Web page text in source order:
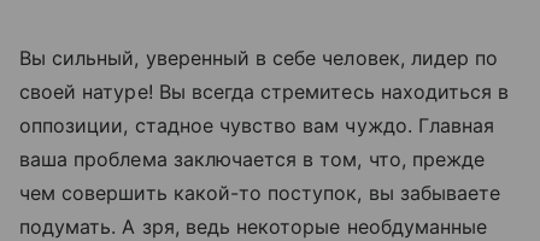
Вы сильный, уверенный в себе человек, лидер по
своей натуре! Вы всегда стремитесь находиться в
оппозиции, стадное чувство вам чуждо. Главная
ваша проблема заключается в том, что, прежде
чем совершить какой-то поступок, вы забываете
подумать. А зря, ведь некоторые необдуманные